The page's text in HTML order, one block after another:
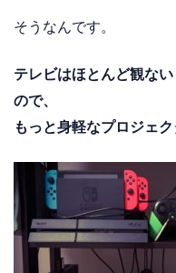
そうなんです。
テレビはほとんど観な
ので、
もっと身軽なプロジェク